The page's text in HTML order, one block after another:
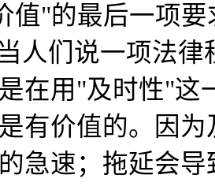
的最后一项要求
人们说一项法
在用"及时性"
有价值的。因
急速；拖延会